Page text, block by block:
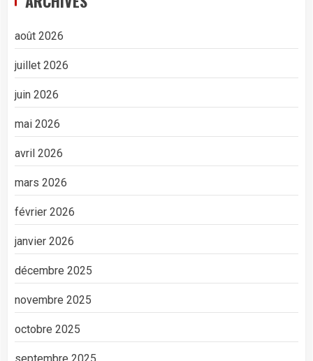
août 2026
juillet 2026
juin 2026
mai 2026
avril 2026
mars 2026
février 2026
janvier 2026
décembre 2025
novembre 2025
octobre 2025